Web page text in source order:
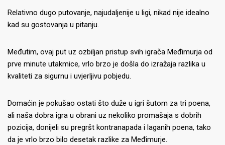
Relativno dugo putovanje, najudaljenije u ligi, nikad nije idealno
kad su gostovanja u pitanju.
Međutim, ovaj put uz ozbiljan pristup svih igrača Međimurja od
prve minute utakmice, vrlo brzo je došla do izražaja razlika u
kvaliteti za sigurnu i uvjerljivu pobjedu.
Domaćin je pokušao ostati što duže u igri šutom za tri poena,
ali naša dobra igra u obrani uz nekoliko promašaja s dobrih
pozicija, donijeli su pregršt kontranapada i laganih poena, tako
da je vrlo brzo bilo desetak razlike za Međimurje.